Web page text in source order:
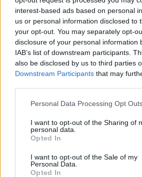
interest-based ads based on personal
us or personal information disclosed to
your opt-out. You may separately opt-
disclosure of your personal information
IAB’s list of downstream participants.
also be disclosed by us to third parties
Downstream Participants that may
Personal Data Processing Opt
I want to opt-out of the Sharing of
personal data.
Opted In
I want to opt-out of the Sale of my
Personal Data.
Opted In